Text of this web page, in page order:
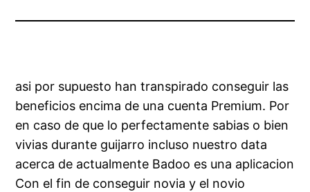
asi por supuesto han transpirado conseguir las
beneficios encima de una cuenta Premium. Por
en caso de que lo perfectamente sabias o bien
vivias durante guijarro incluso nuestro data
acerca de actualmente Badoo es una aplicacion
Con el fin de conseguir novia y el novio